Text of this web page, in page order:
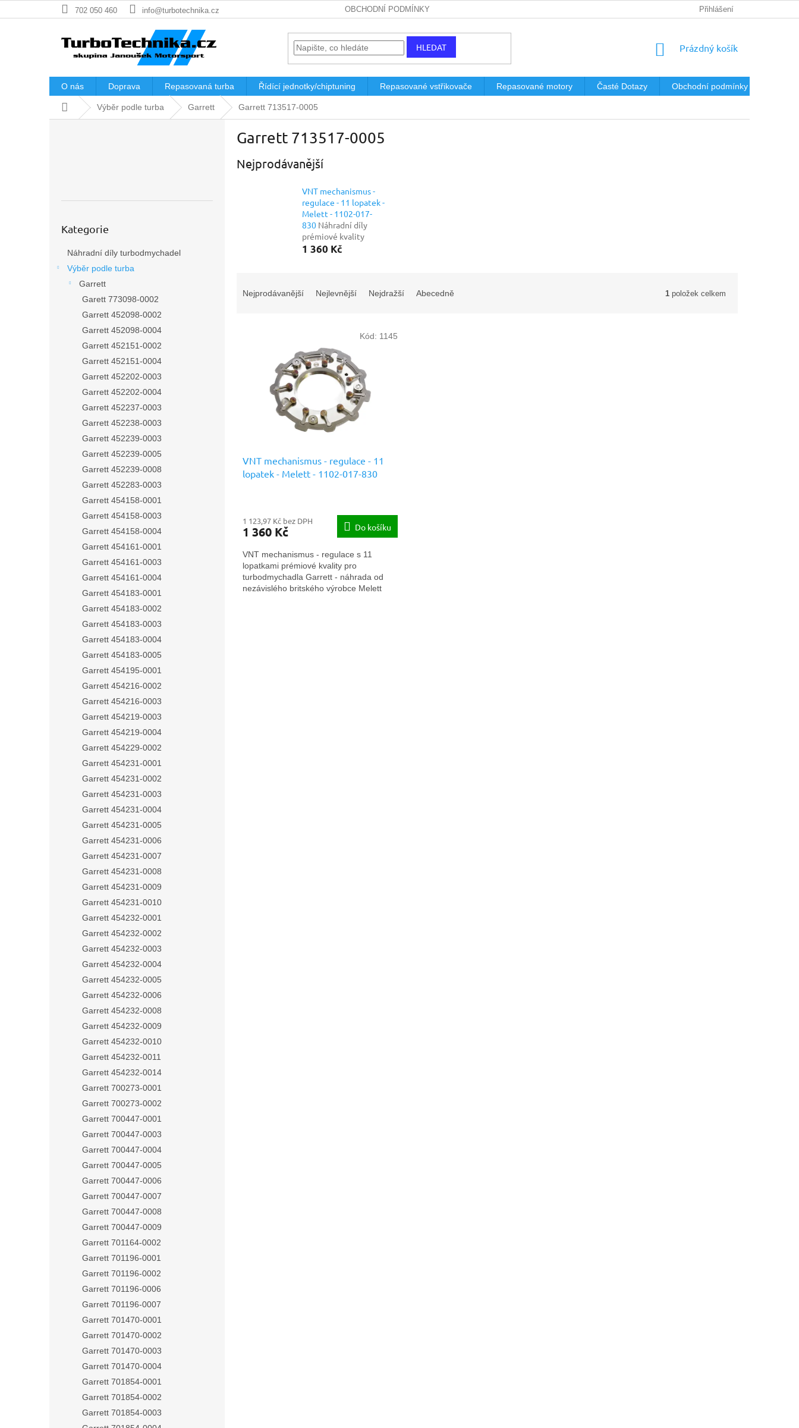
na
702 050 460 info@turbotechnika.cz OBCHODNÍ PODMÍNKY Přihlášení
HLEDAT
NÁKUPNÍ
Prázdný košík
O nás Doprava Repasovaná turba Řídící jednotky/chiptuning Repasované vstřikovače Repasované motory Časté Dotazy Obchodní podmínky
Domů Výběr podle turba Garrett Garrett 713517-0005
kategorie
Kategorie
Náhradní díly turbodmychadel
Výběr podle turba
Garrett
Garett 773098-0002
Garrett 452098-0002
Garrett 452098-0004
Garrett 452151-0002
Garrett 452151-0004
Garrett 452202-0003
Garrett 452202-0004
Garrett 452237-0003
Garrett 452238-0003
Garrett 452239-0003
Garrett 452239-0005
Garrett 452239-0008
Garrett 452283-0003
Garrett 454158-0001
Garrett 454158-0003
Garrett 454158-0004
Garrett 454161-0001
Garrett 454161-0003
Garrett 454161-0004
Garrett 454183-0001
Garrett 454183-0002
Garrett 454183-0003
Garrett 454183-0004
Garrett 454183-0005
Garrett 454195-0001
Garrett 454216-0002
Garrett 454216-0003
Garrett 454219-0003
Garrett 454219-0004
Garrett 454229-0002
Garrett 454231-0001
Garrett 454231-0002
Garrett 454231-0003
Garrett 454231-0004
Garrett 454231-0005
Garrett 454231-0006
Garrett 454231-0007
Garrett 454231-0008
Garrett 454231-0009
Garrett 454231-0010
Garrett 454232-0001
Garrett 454232-0002
Garrett 454232-0003
Garrett 454232-0004
Garrett 454232-0005
Garrett 454232-0006
Garrett 454232-0008
Garrett 454232-0009
Garrett 454232-0010
Garrett 454232-0011
Garrett 454232-0014
Garrett 700273-0001
Garrett 700273-0002
Garrett 700447-0001
Garrett 700447-0003
Garrett 700447-0004
Garrett 700447-0005
Garrett 700447-0006
Garrett 700447-0007
Garrett 700447-0008
Garrett 700447-0009
Garrett 701164-0002
Garrett 701196-0001
Garrett 701196-0002
Garrett 701196-0006
Garrett 701196-0007
Garrett 701470-0001
Garrett 701470-0002
Garrett 701470-0003
Garrett 701470-0004
Garrett 701854-0001
Garrett 701854-0002
Garrett 701854-0003
Garrett 713517-0005
Nejprodávanější
VNT mechanismus -
regulace - 11 lopatek -
Melett - 1102-017-
830 Náhradní díly
prémiové kvality
1 360 Kč
Nejprodávanější Nejlevnější Nejdražší Abecedně 1 položek celkem
VNT mechanismus - regulace - 11
lopatek - Melett - 1102-017-830
1 123,97 Kč bez DPH
1 360 Kč Do košíku
VNT mechanismus - regulace s 11
lopatkami prémiové kvality pro
turbodmychadla Garrett - náhrada od
nezávislého britského výrobce Melett
Kód: 1145